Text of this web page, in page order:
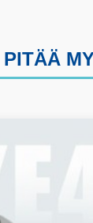
PITÄÄ